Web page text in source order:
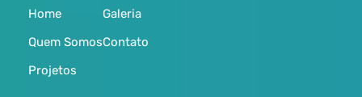
Home
Quem Somos
Projetos
Galeria
Contato